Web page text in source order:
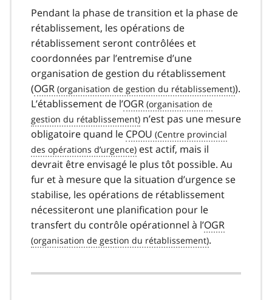
Pendant la phase de transition et la phase de
rétablissement, les opérations de
rétablissement seront contrôlées et
coordonnées par l’entremise d’une
organisation de gestion du rétablissement
(OGR
).
L’établissement de l’OGR
n’est pas une mesure
obligatoire quand le CPOU
est actif, mais il
devrait être envisagé le plus tôt possible. Au
fur et à mesure que la situation d’urgence se
stabilise, les opérations de rétablissement
nécessiteront une planification pour le
transfert du contrôle opérationnel à l’OGR
.